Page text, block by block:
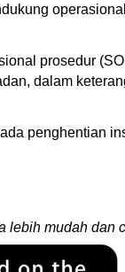
prosedur
dalam
penghentian
lebih mudah dan